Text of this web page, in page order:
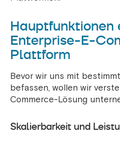
Hauptfunktionen
Enterprise-E-
Plattform
Bevor wir uns mit
befassen, wollen wir
Commerce-Lösung
Skalierbarkeit und